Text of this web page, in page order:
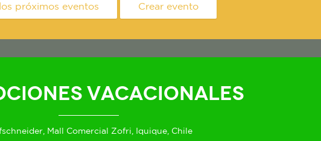
próximos eventos Crear evento
vacacionales
Mall Comercial Zofri, Iquique, Chile